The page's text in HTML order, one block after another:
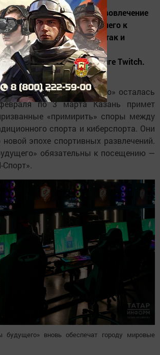
полное вовлечение
поколения, привыкшего к
видам спорта, так и
от трансляций
баталий на видеостриминге Twitch.
в истории «Игр будущего» осталась
по 3 марта Казань примет
«примирить» споры между
спорта и киберспорта. Они
эпохе спортивных развлечений.
обязательны к посещению —
Спорт».
будущего» вновь обеспечат городу мировые